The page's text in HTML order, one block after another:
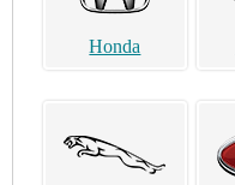
Honda